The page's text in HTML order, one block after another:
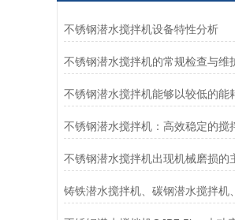
不锈钢潜水搅拌机设备特性分析
不锈钢潜水搅拌机的常规检查与维